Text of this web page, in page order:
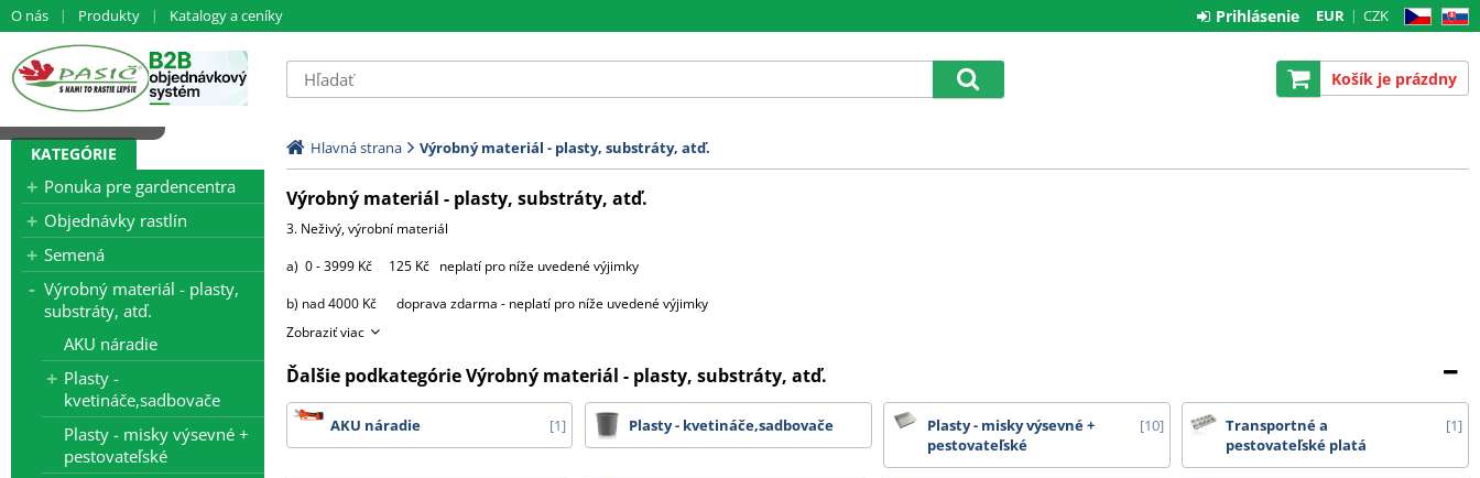
O nás Produkty Katalogy a ceníky CZ SK
EUR CZK
Prihlásenie
Košík je prázdny
KATEGÓRIE
Ponuka pre gardencentra
Objednávky rastlín
Semená
Výrobný materiál - plasty,
substráty, atď.
AKU náradie
Plasty -
kvetináče,sadbovače
Plasty - misky výsevné +
pestovateľské
Hlavná strana Výrobný materiál - plasty, substráty, atď.
Výrobný materiál - plasty, substráty, atď.
3. Neživý, výrobní materiál
a) 0 - 3999 Kč 125 Kč neplatí pro níže uvedené výjimky
b) nad 4000 Kč doprava zdarma - neplatí pro níže uvedené výjimky
výjimky:
- substráty, perlit, hnojiva, kůra 2000 Kč za každou započatou paletu, 3500 Kč za 2 palety,
4000 Kč za 3 palety, 4500 Kč za 4 palety a 5000 Kč za 5 9 palet.
Od 10 palet doprava zdarma.
Zobraziť viac
Ďalšie podkategórie Výrobný materiál - plasty, substráty, atď.
AKU náradie 1 Plasty - kvetináče,sadbovače
Plasty - misky výsevné +
pestovateľské
10
Transportné a
pestovateľské platá
1
dáta ...